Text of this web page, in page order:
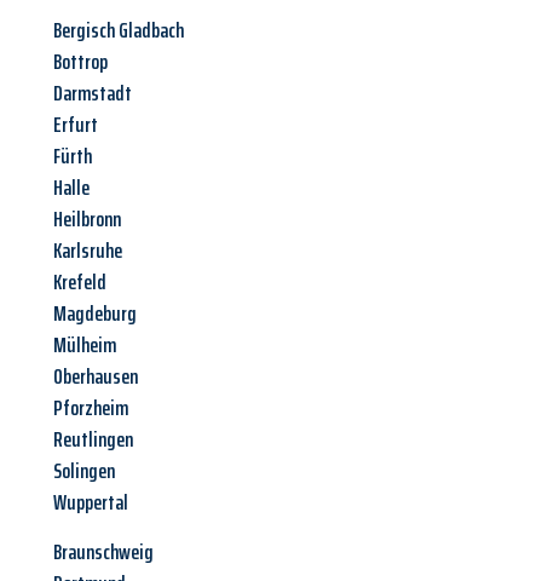
Bergisch Gladbach
Bottrop
Darmstadt
Erfurt
Fürth
Halle
Heilbronn
Karlsruhe
Krefeld
Magdeburg
Mülheim
Oberhausen
Pforzheim
Reutlingen
Solingen
Wuppertal
Braunschweig